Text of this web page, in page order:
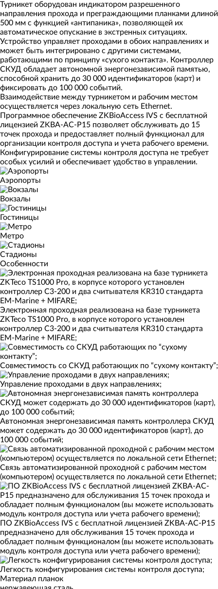
Турникет оборудован индикатором разрешенного
направления прохода и преграждающими планками длиной
500 мм с функцией «антипаника», позволяющей их
автоматическое опускание в экстренных ситуациях.
Устройство управляет проходами в обоих направлениях и
может быть интегрировано с другими системами,
работающими по принципу «сухого контакта». Контроллер
СКУД обладает автономной энергонезависимой памятью,
способной хранить до 30 000 идентификаторов (карт) и
фиксировать до 100 000 событий.
Взаимодействие между турникетом и рабочим местом
осуществляется через локальную сеть Ethernet.
Программное обеспечение ZKBioAccess IVS с бесплатной
лицензией ZKBA-AC-P15 позволяет обслуживать до 15
точек прохода и предоставляет полный функционал для
организации контроля доступа и учета рабочего времени.
Конфигурирование системы контроля доступа не требует
особых усилий и обеспечивает удобство в управлении.
Аэропорты
Вокзалы
Гостиницы
Метро
Стадионы
Особенности
Электронная проходная реализована на базе турникета
ZKTeco TS1000 Pro, в корпусе которого установлен
контроллер C3-200 и два считывателя KR310 стандарта
EM-Marine + MIFARE;
Совместимость со СКУД работающих по “сухому контакту”;
Управление проходами в двух направлениях;
Автономная энергонезависимая память контроллера СКУД
может содержать до 30 000 идентификаторов (карт), до
100 000 событий;
Связь автоматизированной проходной с рабочим местом
(компьютером) осуществляется по локальной сети Ethernet;
ПО ZKBioAccess IVS c бесплатной лицензией ZKBA-AC-P15
предназначено для обслуживания 15 точек прохода и
обладает полным функционалом (вы можете использовать
модуль контроля доступа или учета рабочего времени);
Легкость конфигурирования системы контроля доступа;
Материал планок